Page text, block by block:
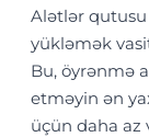
Alətlər qutusu
yükləmək
Bu, öyrənmə
etməyin ən
üçün daha az